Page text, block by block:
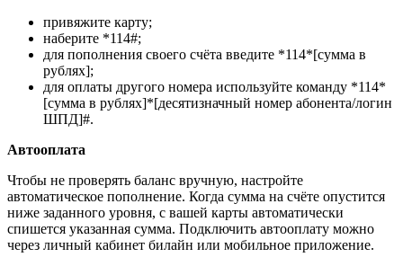
привяжите карту;
наберите *114#;
для пополнения своего счёта введите *114*[сумма в
рублях];
для оплаты другого номера используйте команду *114*
[сумма в рублях]*[десятизначный номер абонента/логин
ШПД]#.
Автооплата
Чтобы не проверять баланс вручную, настройте
автоматическое пополнение. Когда сумма на счёте опустится
ниже заданного уровня, с вашей карты автоматически
спишется указанная сумма. Подключить автооплату можно
через личный кабинет билайн или мобильное приложение.